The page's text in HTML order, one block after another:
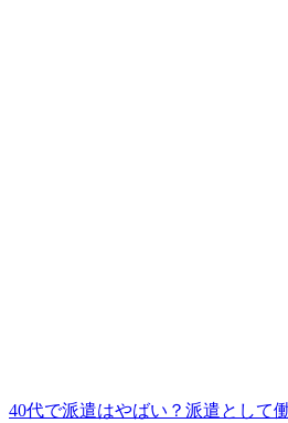
40代で派遣はやばい？派遣として